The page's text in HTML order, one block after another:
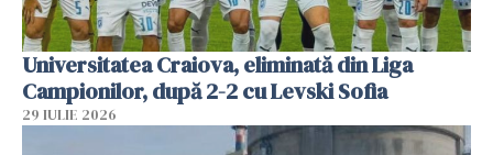
Universitatea Craiova, eliminată din Liga
Campionilor, după 2-2 cu Levski Sofia
29 IULIE 2026